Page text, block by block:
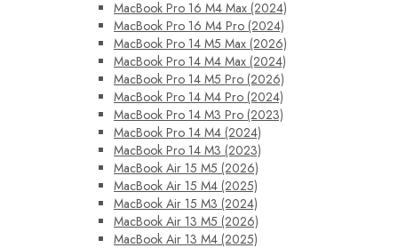
MacBook Pro 16 M4 Max (2024)
MacBook Pro 16 M4 Pro (2024)
MacBook Pro 14 M5 Max (2026)
MacBook Pro 14 M4 Max (2024)
MacBook Pro 14 M5 Pro (2026)
MacBook Pro 14 M4 Pro (2024)
MacBook Pro 14 M3 Pro (2023)
MacBook Pro 14 M4 (2024)
MacBook Pro 14 M3 (2023)
MacBook Air 15 M5 (2026)
MacBook Air 15 M4 (2025)
MacBook Air 15 M3 (2024)
MacBook Air 13 M5 (2026)
MacBook Air 13 M4 (2025)